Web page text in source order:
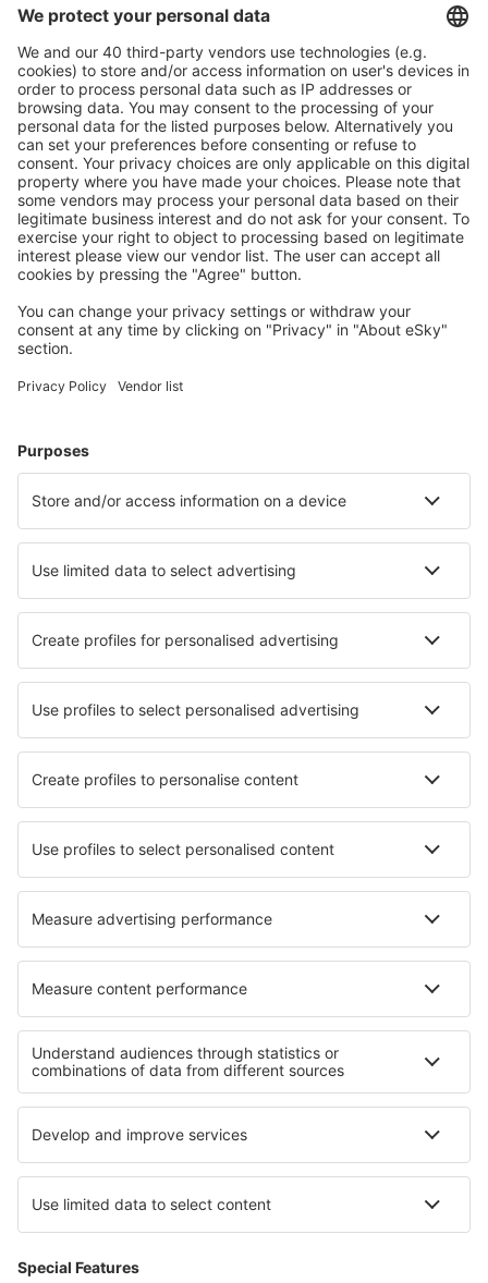
Plan veilig
Zorgeloos boeken met gratiss annuleringsopties.
Bespaar meer
Reisaanbiedingen en speciale aanbiedingen voor
geregistreerde gebruikers.
Accommodaties die u bevallen
Kies uit meer dan 1,3 miljoen accommodaties: hotels,
Meest gezochte hotels door eSky-gebruikers
Hotels in Florence Hotels in Palermo Hotels in Napels
Hotels in Rosolina Hotels in Lignano Sabbiadoro
Hotels in Castellammare di Stabia Hotels in Lerici
Beste hotels - steden
Hotels in Los Corrales Hotels in Neheim
Hotels in Prochowice Hotels in Eschenz
Hotels in Mattituck Hotels Benafim
Hotels in Roussillon Hotels in Rosendahl
Beste hotels - regio's
Hotels in Lazio Hotels op Sardinië
Hotels bij het Lago Maggiore Hotels in Livigno
Hotels in Val Gardena Hotels op Hawaï
Hotels in Nationaal Park Wartamonding
Hotels in Utah Hotels in Ceahlau National Park